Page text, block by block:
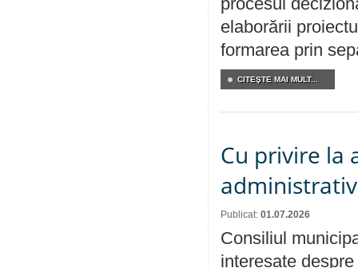
elaborării
formarea prin
CITEŞTE MAI MULT...
Cu privire la
Publicat: 01.07.2026
Consiliul
interesate